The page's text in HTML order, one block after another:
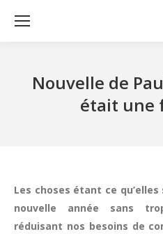
Nouvelle de
était une
Les choses étant ce
nouvelle année sans
réduisant nos besoins de